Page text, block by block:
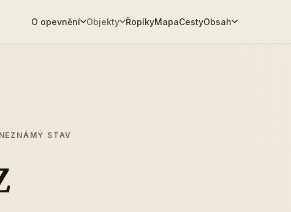
O opevnění Objekty ŘopíkyMapaCestyObsah
STAV